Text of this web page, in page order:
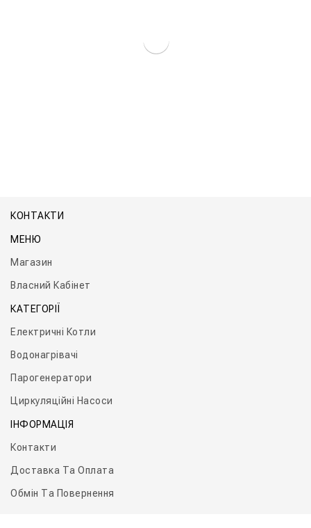
КОНТАКТИ
МЕНЮ
Магазин
Власний Кабінет
КАТЕГОРІЇ
Електричні Котли
Водонагрівачі
Парогенератори
Циркуляційні Насоси
ІНФОРМАЦІЯ
Контакти
Доставка Та Оплата
Обмін Та Повернення